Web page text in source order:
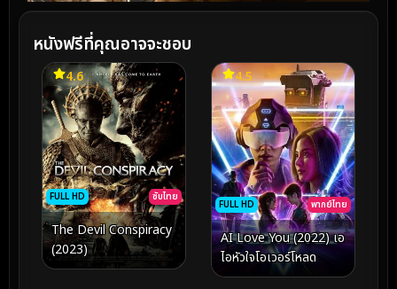
หนังฟรีที่คุณอาจจะชอบ
FULL HD ซับไทย
4.6
The Devil Conspiracy
(2023)
FULL HD พากย์ไทย
4.5
AI Love You (2022) เอ
ไอหัวใจโอเวอร์โหลด